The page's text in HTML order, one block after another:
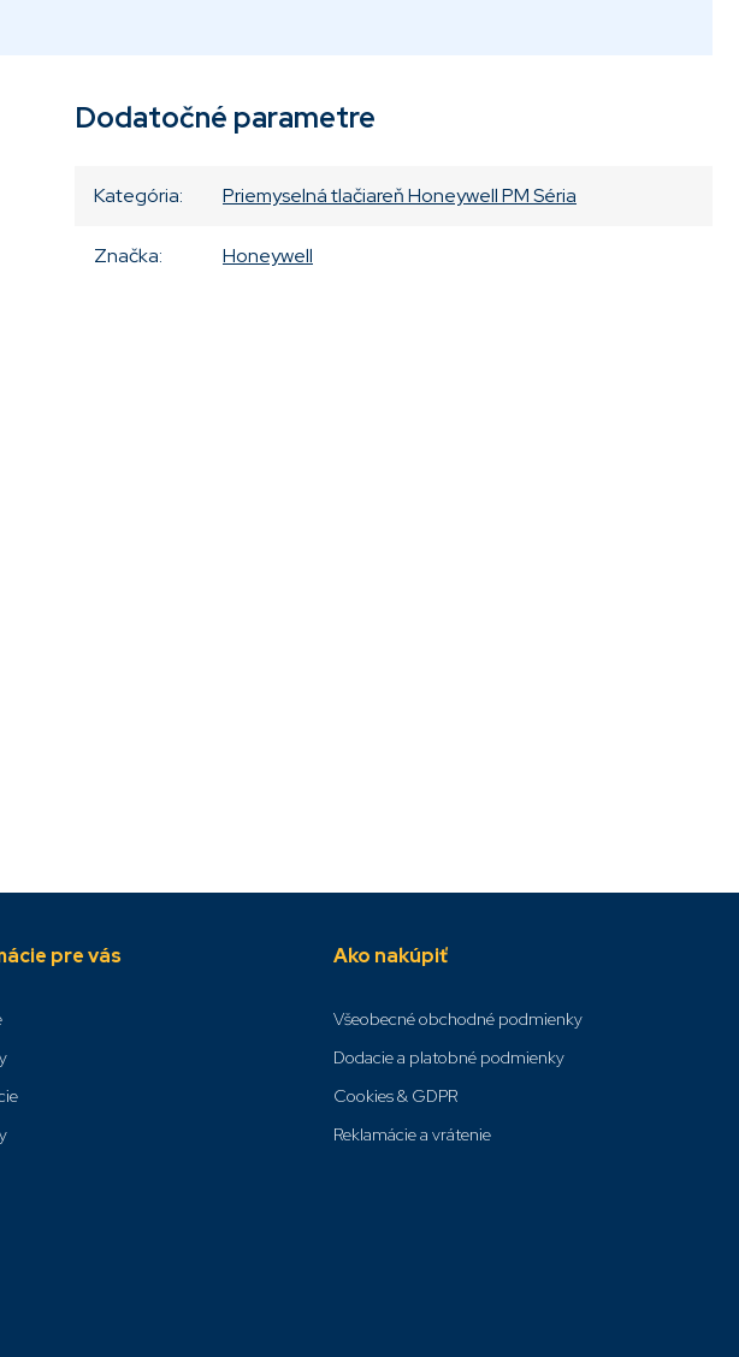
Dodatočné parametre
Kategória: Priemyselná tlačiareň Honeywell PM Séria
Značka: Honeywell
pre vás Ako nakúpiť
Všeobecné obchodné podmienky
Dodacie a platobné podmienky
Cookies & GDPR
Reklamácie a vrátenie